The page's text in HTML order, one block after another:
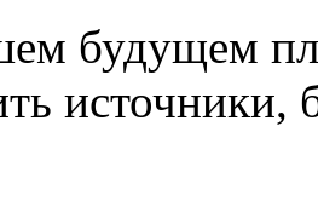
будущем
источники,